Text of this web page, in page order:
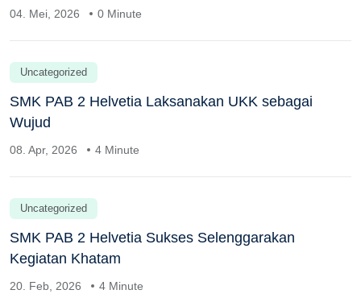
04. Mei, 2026 0 Minute
Uncategorized
SMK PAB 2 Helvetia Laksanakan UKK sebagai
Wujud
08. Apr, 2026 4 Minute
Uncategorized
SMK PAB 2 Helvetia Sukses Selenggarakan
Kegiatan Khatam
20. Feb, 2026 4 Minute